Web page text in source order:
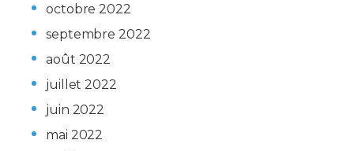
octobre 2022
septembre 2022
août 2022
juillet 2022
juin 2022
mai 2022